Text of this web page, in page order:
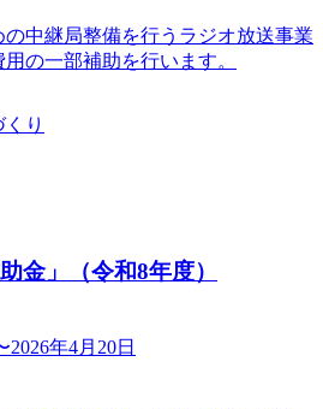
中継局整備を行うラジオ放送事業
の一部補助を行います。
り
金」（令和8年度）
2026年4月20日